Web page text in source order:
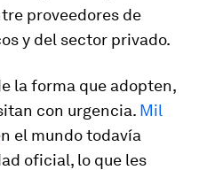
proveedores de
y del sector privado.
la forma que adopten,
con urgencia. Mil
el mundo todavía
oficial, lo que les